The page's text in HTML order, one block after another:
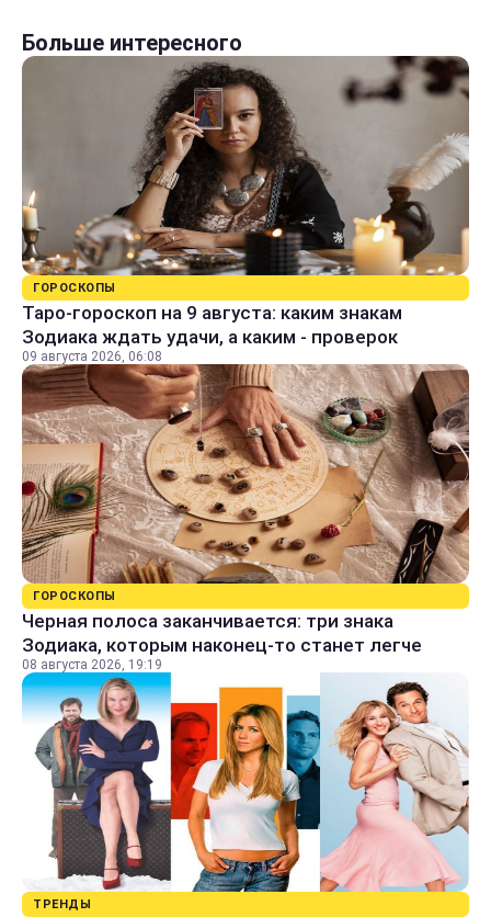
Больше интересного
ГОРОСКОПЫ
Таро-гороскоп на 9 августа: каким знакам
Зодиака ждать удачи, а каким - проверок
09 августа 2026, 06:08
ГОРОСКОПЫ
Черная полоса заканчивается: три знака
Зодиака, которым наконец-то станет легче
08 августа 2026, 19:19
ТРЕНДЫ